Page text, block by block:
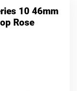
10 46mm
Rose